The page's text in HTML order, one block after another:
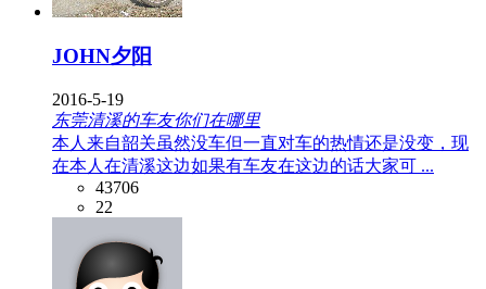
JOHN夕阳
2016-5-19
东莞清溪的车友你们在哪里
本人来自韶关虽然没车但一直对车的热情还是没变，现
在本人在清溪这边如果有车友在这边的话大家可 ...
43706
22